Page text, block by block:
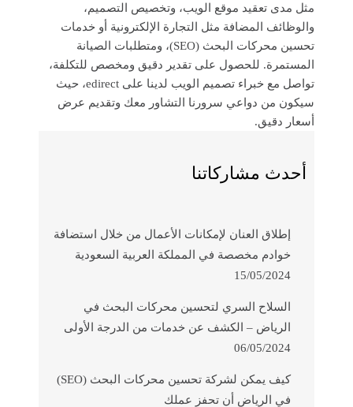
مثل مدى تعقيد موقع الويب، وتخصيص التصميم،
والوظائف المضافة مثل التجارة الإلكترونية أو خدمات
تحسين محركات البحث (SEO)، ومتطلبات الصيانة
المستمرة. للحصول على تقدير دقيق ومخصص للتكلفة،
تواصل مع خبراء تصميم الويب لدينا على edirect، حيث
سيكون من دواعي سرورنا التشاور معك وتقديم عرض
أسعار دقيق.
أحدث مشاركاتنا
إطلاق العنان لإمكانات الأعمال من خلال استضافة
خوادم مخصصة في المملكة العربية السعودية
15/05/2024
السلاح السري لتحسين محركات البحث في
الرياض – الكشف عن خدمات من الدرجة الأولى
06/05/2024
كيف يمكن لشركة تحسين محركات البحث (SEO)
في الرياض أن تحفز عملك